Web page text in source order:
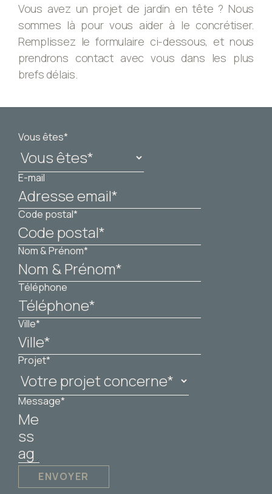
Vous avez un projet de jardin en tête ? Nous
sommes là pour vous aider à le concrétiser.
Remplissez le formulaire ci-dessous, et nous
prendrons contact avec vous dans les plus
brefs délais.
Vous êtes*
E-mail
Code postal*
Nom & Prénom*
Téléphone
Ville*
Projet*
Message*
ENVOYER